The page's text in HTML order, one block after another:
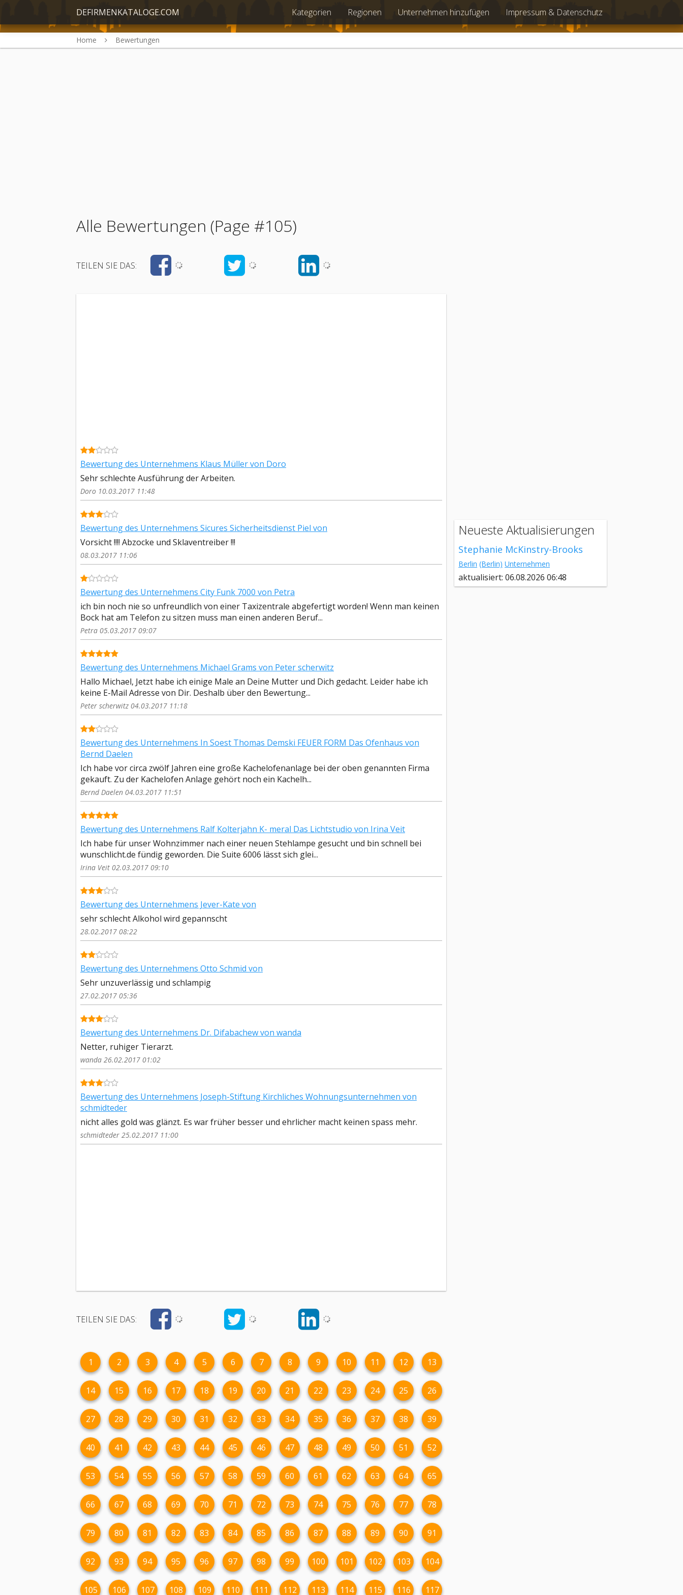
DEFIRMENKATALOGE.COM Kategorien Regionen Unternehmen hinzufügen Impressum & Datenschutz
Home Bewertungen
Alle Bewertungen (Page #105)
TEILEN SIE DAS:
Bewertung des Unternehmens Klaus Müller von Doro
Sehr schlechte Ausführung der Arbeiten.
Doro 10.03.2017 11:48
Bewertung des Unternehmens Sicures Sicherheitsdienst Piel von
Vorsicht !!!! Abzocke und Sklaventreiber !!!
08.03.2017 11:06
Bewertung des Unternehmens City Funk 7000 von Petra
ich bin noch nie so unfreundlich von einer Taxizentrale abgefertigt worden! Wenn man keinen
Bock hat am Telefon zu sitzen muss man einen anderen Beruf...
Petra 05.03.2017 09:07
Bewertung des Unternehmens Michael Grams von Peter scherwitz
Hallo Michael, Jetzt habe ich einige Male an Deine Mutter und Dich gedacht. Leider habe ich
keine E-Mail Adresse von Dir. Deshalb über den Bewertung...
Peter scherwitz 04.03.2017 11:18
Bewertung des Unternehmens In Soest Thomas Demski FEUER FORM Das Ofenhaus von
Bernd Daelen
Ich habe vor circa zwölf Jahren eine große Kachelofenanlage bei der oben genannten Firma
gekauft. Zu der Kachelofen Anlage gehört noch ein Kachelh...
Bernd Daelen 04.03.2017 11:51
Bewertung des Unternehmens Ralf Kolterjahn K- meral Das Lichtstudio von Irina Veit
Ich habe für unser Wohnzimmer nach einer neuen Stehlampe gesucht und bin schnell bei
wunschlicht.de fündig geworden. Die Suite 6006 lässt sich glei...
Irina Veit 02.03.2017 09:10
Bewertung des Unternehmens Jever-Kate von
sehr schlecht Alkohol wird gepannscht
28.02.2017 08:22
Bewertung des Unternehmens Otto Schmid von
Sehr unzuverlässig und schlampig
27.02.2017 05:36
Bewertung des Unternehmens Dr. Difabachew von wanda
Netter, ruhiger Tierarzt.
wanda 26.02.2017 01:02
Bewertung des Unternehmens Joseph-Stiftung Kirchliches Wohnungsunternehmen von
schmidteder
nicht alles gold was glänzt. Es war früher besser und ehrlicher macht keinen spass mehr.
schmidteder 25.02.2017 11:00
TEILEN SIE DAS:
1 2 3 4 5 6 7 8 9 10 11 12 13
14 15 16 17 18 19 20 21 22 23 24 25 26
27 28 29 30 31 32 33 34 35 36 37 38 39
40 41 42 43 44 45 46 47 48 49 50 51 52
53 54 55 56 57 58 59 60 61 62 63 64 65
66 67 68 69 70 71 72 73 74 75 76 77 78
79 80 81 82 83 84 85 86 87 88 89 90 91
92 93 94 95 96 97 98 99 100 101 102 103 104
105 106 107 108 109 110 111 112 113 114 115 116 117
Neueste Aktualisierungen
Stephanie McKinstry-Brooks
Berlin (Berlin) Unternehmen
aktualisiert: 06.08.2026 06:48